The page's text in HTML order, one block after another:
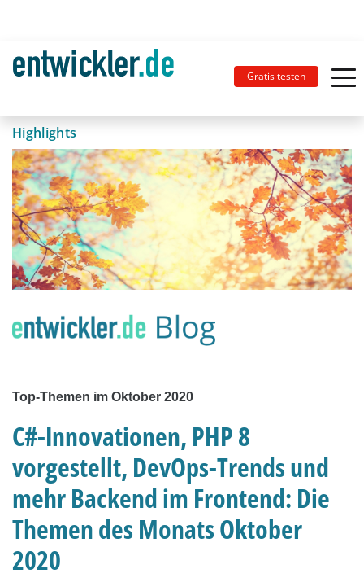
Gratis testen
Highlights
Top-Themen im Oktober 2020
C#-Innovationen, PHP 8
vorgestellt, DevOps-Trends und
mehr Backend im Frontend: Die
Themen des Monats Oktober
2020